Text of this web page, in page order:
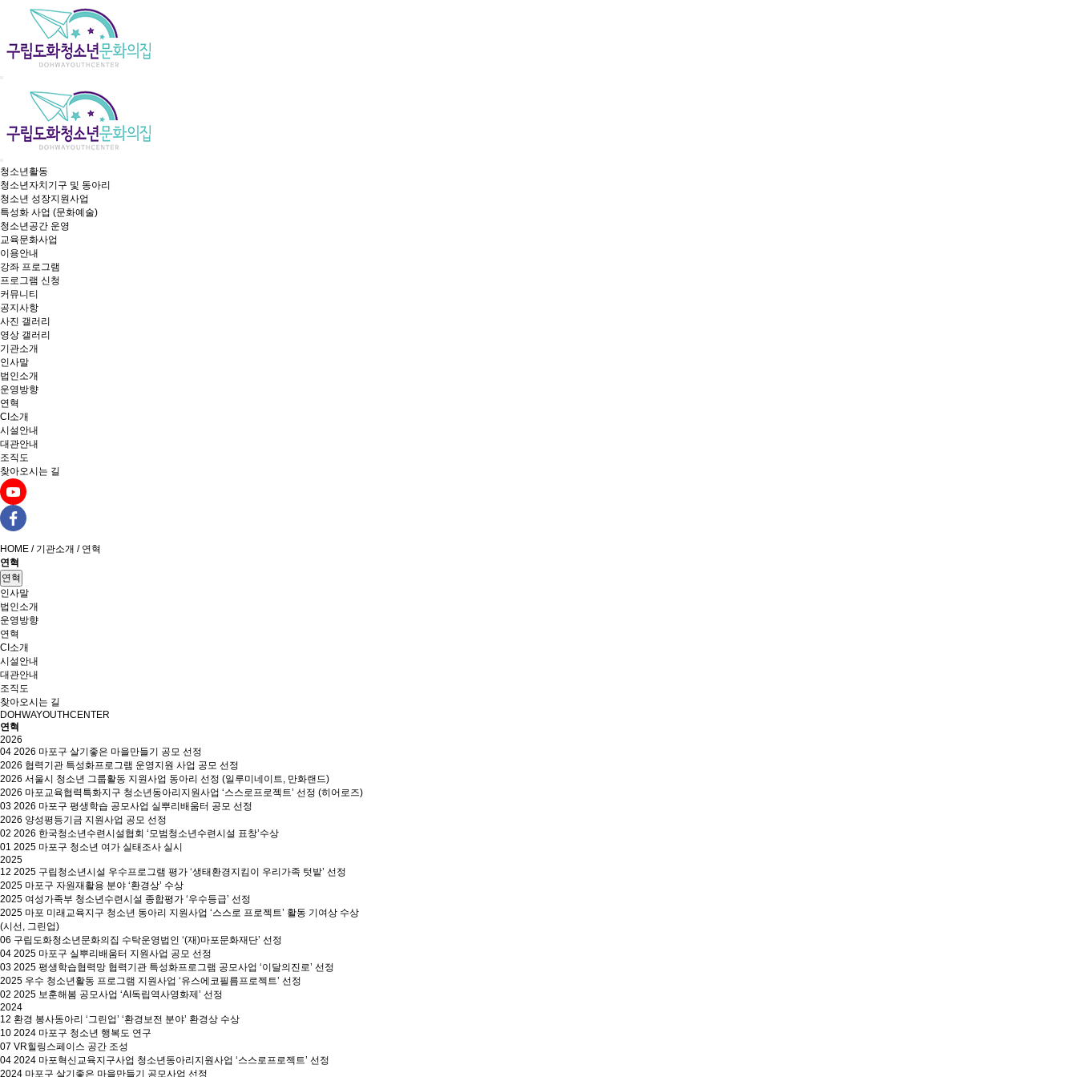
청소년활동
청소년자치기구 및 동아리
청소년 성장지원사업
특성화 사업 (문화예술)
청소년공간 운영
교육문화사업
이용안내
강좌 프로그램
프로그램 신청
커뮤니티
공지사항
사진 갤러리
영상 갤러리
기관소개
인사말
법인소개
운영방향
연혁
CI소개
시설안내
대관안내
조직도
찾아오시는 길
HOME / 기관소개 / 연혁
연혁
연혁
인사말
법인소개
운영방향
연혁
CI소개
시설안내
대관안내
조직도
찾아오시는 길
DOHWAYOUTHCENTER
연혁
2026
04 2026 마포구 살기좋은 마을만들기 공모 선정
2026 협력기관 특성화프로그램 운영지원 사업 공모 선정
2026 서울시 청소년 그룹활동 지원사업 동아리 선정 (일루미네이트, 만화랜드)
2026 마포교육협력특화지구 청소년동아리지원사업 ‘스스로프로젝트’ 선정 (히어로즈)
03 2026 마포구 평생학습 공모사업 실뿌리배움터 공모 선정
2026 양성평등기금 지원사업 공모 선정
02 2026 한국청소년수련시설협회 ‘모범청소년수련시설 표창’수상
01 2025 마포구 청소년 여가 실태조사 실시
2025
12 2025 구립청소년시설 우수프로그램 평가 ‘생태환경지킴이 우리가족 텃밭’ 선정
2025 마포구 자원재활용 분야 ‘환경상’ 수상
2025 여성가족부 청소년수련시설 종합평가 ‘우수등급’ 선정
2025 마포 미래교육지구 청소년 동아리 지원사업 ‘스스로 프로젝트’ 활동 기여상 수상
(시선, 그린업)
06 구립도화청소년문화의집 수탁운영법인 ‘(재)마포문화재단’ 선정
04 2025 마포구 실뿌리배움터 지원사업 공모 선정
03 2025 평생학습협력망 협력기관 특성화프로그램 공모사업 ‘이달의진로’ 선정
2025 우수 청소년활동 프로그램 지원사업 ‘유스에코필름프로젝트’ 선정
02 2025 보훈해봄 공모사업 ‘AI독립역사영화제’ 선정
2024
12 환경 봉사동아리 ‘그린업’ ‘환경보전 분야’ 환경상 수상
10 2024 마포구 청소년 행복도 연구
07 VR힐링스페이스 공간 조성
04 2024 마포혁신교육지구사업 청소년동아리지원사업 ‘스스로프로젝트’ 선정
2024 마포구 살기좋은 마을만들기 공모사업 선정